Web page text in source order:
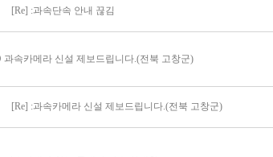
[Re] :과속단속 안내 끊김
과속카메라 신설 제보드립니다.(전북 고창군)
[Re] :과속카메라 신설 제보드립니다.(전북 고창군)